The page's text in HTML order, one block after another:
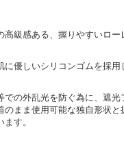
級感ある、握りやすいロー
優しいシリコンゴムを採用
の外乱光を防ぐ為に、遮光
まま使用可能な独自形状
す。